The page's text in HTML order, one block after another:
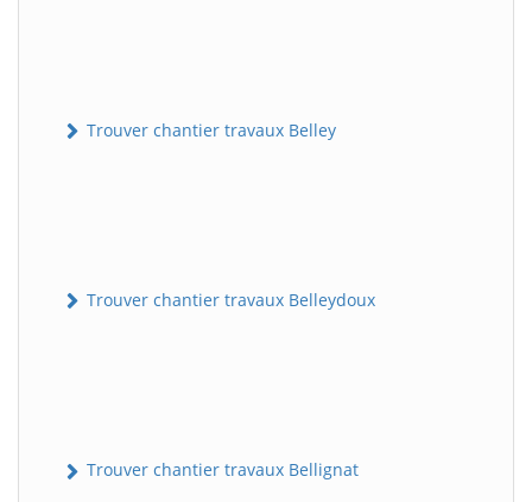
Trouver chantier travaux Belley
Trouver chantier travaux Belleydoux
Trouver chantier travaux Bellignat